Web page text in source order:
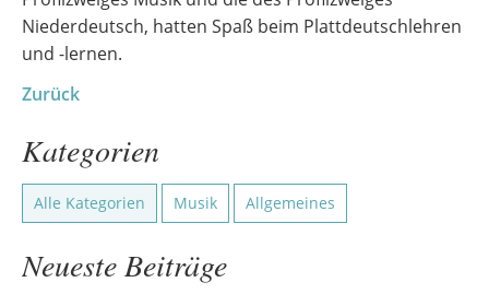
Niederdeutsch, hatten Spaß beim Plattdeutschlehren
und -lernen.
Zurück
Kategorien
Alle Kategorien Musik Allgemeines
Neueste Beiträge